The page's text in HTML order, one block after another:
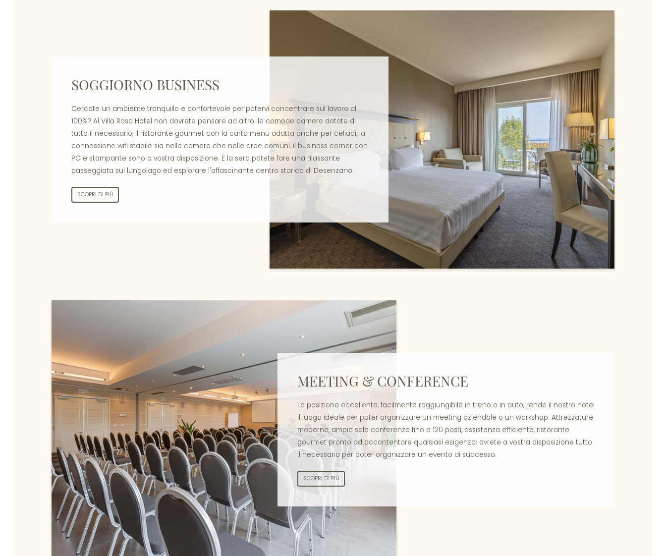
SOGGIORNO BUSINESS
Cercate un ambiente tranquillo e confortevole per potervi concentrare sul lavoro al
100%? Al Villa Rosa Hotel non dovrete pensare ad altro: le comode camere dotate di
tutto il necessario, il ristorante gourmet con la carta menu adatta anche per celiaci, la
connessione wifi stabile sia nelle camere che nelle aree comuni, il business corner con
PC e stampante sono a vostra disposizione. E la sera potete fare una rilassante
passeggiata sul lungolago ed esplorare l'affascinante centro storico di Desenzano.
SCOPRI DI PIÙ
MEETING & CONFERENCE
La posizione eccellente, facilmente raggiungibile in treno o in auto, rende il nostro hotel
il luogo ideale per poter organizzare un meeting aziendale o un workshop. Attrezzature
moderne, ampia sala conferenze fino a 120 posti, assistenza efficiente, ristorante
gourmet pronto ad accontentare qualsiasi esigenza: avrete a vostra disposizione tutto
il necessario per poter organizzare un evento di successo.
SCOPRI DI PIÙ